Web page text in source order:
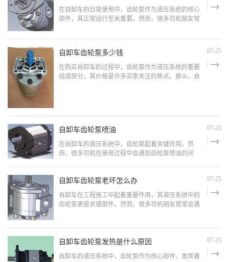
在自卸车的日常使用中，齿轮泵作为液压系统的核心
部件，其正常运行至关重要。然而，很多司机朋友常
解决方案。自卸车齿轮泵损坏的常见原因：1. 操作不
当操作不当
自卸车齿轮泵多少钱 07-25
在购买自卸车的过程中，齿轮泵作为液压系统的重要
组成部分，其价格是许多买家关注的焦点。那么，自
自卸车齿轮泵喷油 07-25
在自卸车的液压系统中，齿轮泵起着关键作用。然
而，很多司机在使用过程中会遇到齿轮泵喷油的问
何解决呢？本文将从实际出发，为您详细分析。自卸
密封件长期使用后，容易出现老化
自卸车齿轮泵老坏怎么办 07-25
自卸车在工程施工中起着重要作用，其液压系统中的
齿轮泵更是关键部件。然而，很多司机朋友常常会遇
呢？本文将从实际出发，为大家提供一些解决方案。
自卸车齿轮泵老坏的原因：1. 使用环境恶劣自卸车通
自卸车齿轮泵发热是什么原因 07-25
自卸车的液压系统中，齿轮泵作为核心部件，发挥着